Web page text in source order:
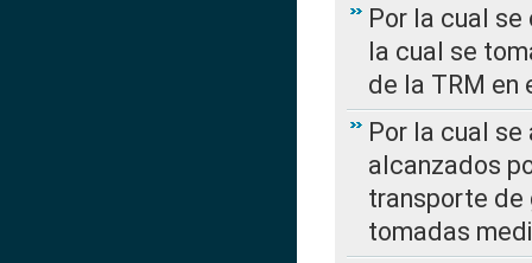
Por la cual se
la cual se
de la TRM en
Por la cual
alcanzados
transporte de
tomadas